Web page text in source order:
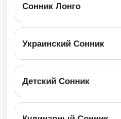
Сонник Лонго
Украинский Сонник
Детский Сонник